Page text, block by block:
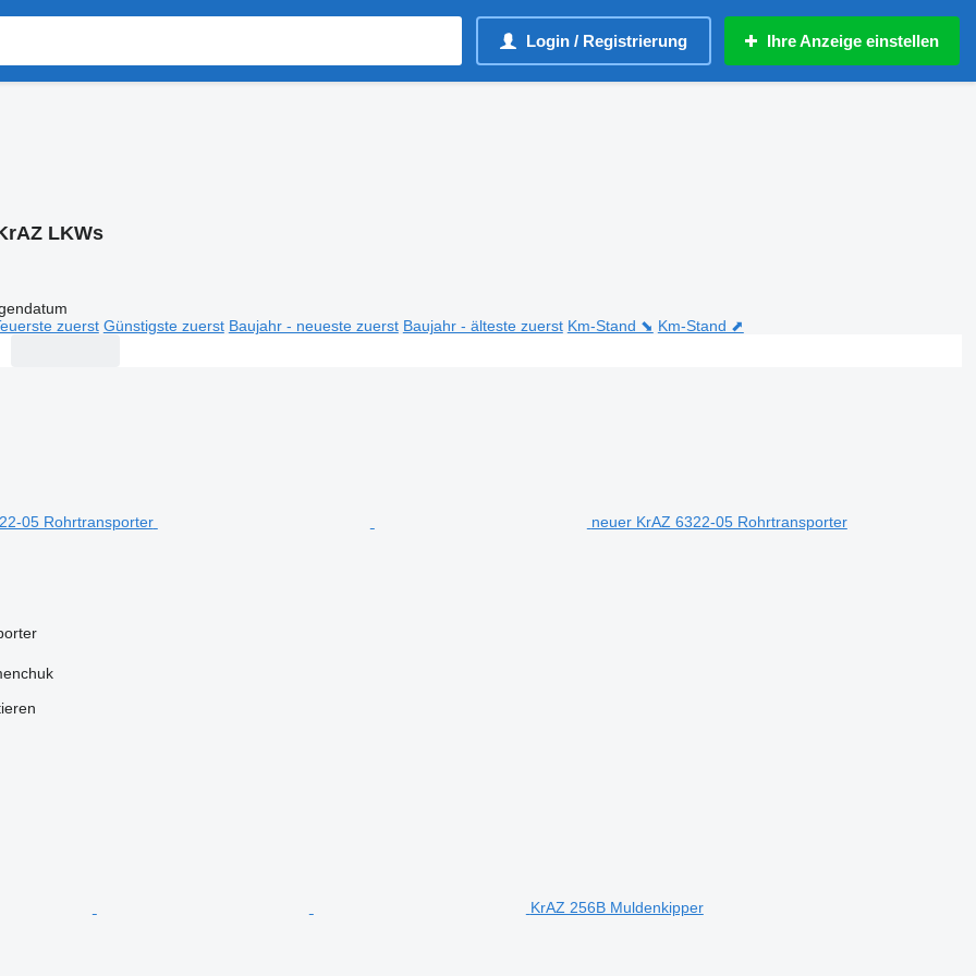
Login / Registrierung Ihre Anzeige einstellen
LKWs
zuerst Günstigste zuerst Baujahr - neueste zuerst Baujahr - älteste zuerst Km-Stand ⬊ Km-Stand ⬈
neuer KrAZ 6322-05 Rohrtransporter
KrAZ 256B Muldenkipper